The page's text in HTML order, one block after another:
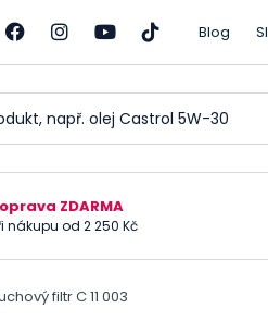
Blog
ZDARMA
nákupu od 2 250 Kč
filtr C 11 003